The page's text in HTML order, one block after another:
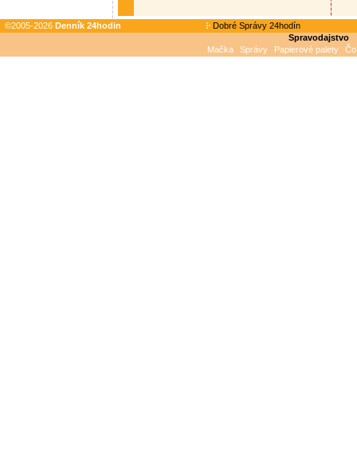
©2005-2026 Denník 24hodin
Dobré Správy 24hodín
Spravodajstvo
Mačka
Správy Papierové palety